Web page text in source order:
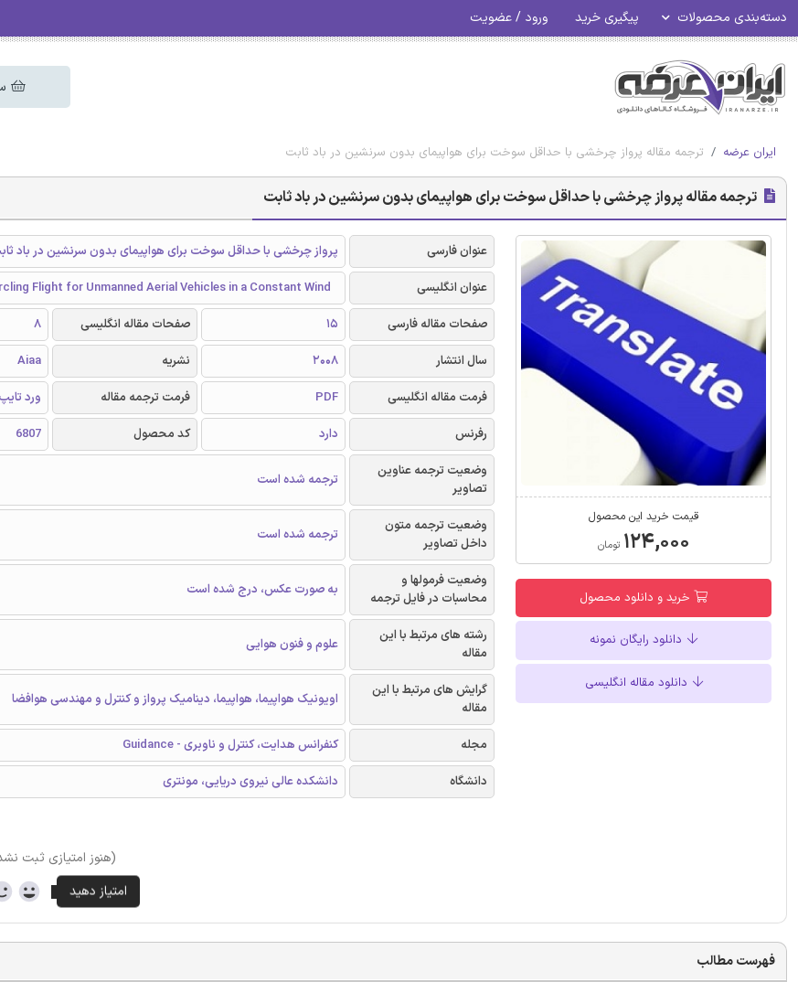
دسته‌بندی محصولات پیگیری خرید ورود / عضویت
ایران عرضه ترجمه مقاله پرواز چرخشی با حداقل سوخت برای هواپیمای بدون سرنشین در باد ثابت
ترجمه مقاله پرواز چرخشی با حداقل سوخت برای هواپیمای بدون سرنشین در باد ثابت
قیمت خرید این محصول
۱۲۴,۰۰۰ تومان
خرید و دانلود محصول
دانلود رایگان نمونه
دانلود مقاله انگلیسی
عنوان فارسی
پرواز چرخشی با حداقل سوخت برای هواپیمای بدون سرنشین در باد
عنوان انگلیسی
Flight for Unmanned Aerial Vehicles in a Constant Wind
صفحات مقاله فارسی
15 صفحات مقاله انگلیسی
8
سال انتشار
2008 نشریه
Aiaa
فرمت مقاله انگلیسی
PDF فرمت ترجمه مقاله
ورد
رفرنس
دارد کد محصول
6807
وضعیت ترجمه عناوین
تصاویر
ترجمه شده است
وضعیت ترجمه متون
داخل تصاویر
ترجمه شده است
وضعیت فرمولها و
محاسبات در فایل ترجمه
به صورت عکس، درج شده است
رشته های مرتبط با این
مقاله
علوم و فنون هوایی
گرایش های مرتبط با این
مقاله
اویونیک هواپیما، هواپیما، دینامیک پرواز و کنترل و مهندسی هوافضا
مجله
کنفرانس هدایت، کنترل و ناوبری - Guidance
دانشگاه
دانشکده عالی نیروی دریایی، مونتری
(هنوز امتیازی ثبت
فهرست مطالب